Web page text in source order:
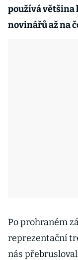
používá většina
novinářů až na
Po prohraném
reprezentační
nás